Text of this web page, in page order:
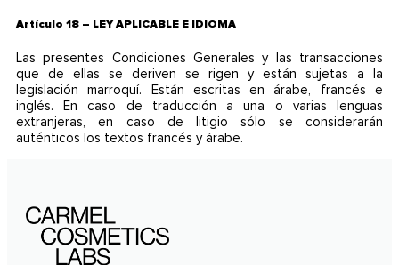
Artículo 18 – LEY APLICABLE E IDIOMA
Las presentes Condiciones Generales y las transacciones
que de ellas se deriven se rigen y están sujetas a la
legislación marroquí. Están escritas en árabe, francés e
inglés. En caso de traducción a una o varias lenguas
extranjeras, en caso de litigio sólo se considerarán
auténticos los textos francés y árabe.